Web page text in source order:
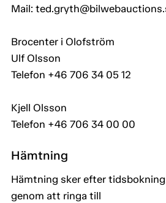
Mail:
Brocenter i Olofström
Ulf Olsson
Telefon +46 706 34 05 12
Kjell Olsson
Telefon +46 706 34 00 00
Hämtning
Hämtning sker efter
genom att ringa till